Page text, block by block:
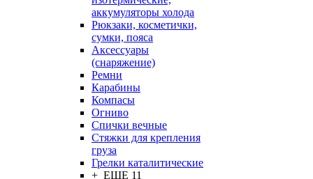
аккумуляторы холода
Рюкзаки, косметички,
сумки, пояса
Аксессуары
(снаряжение)
Ремни
Карабины
Компасы
Огниво
Спички вечные
Стяжки для крепления
груза
Грелки каталитические
+ ЕЩЕ 11